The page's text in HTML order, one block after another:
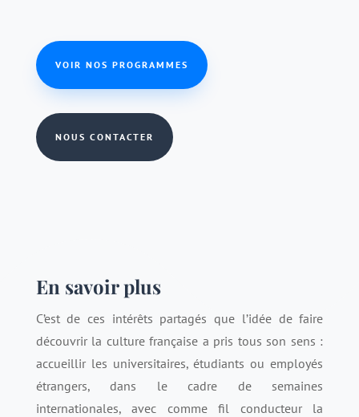
VOIR NOS PROGRAMMES
NOUS CONTACTER
En savoir plus
C’est de ces intérêts partagés que l’idée de faire
découvrir la culture française a pris tous son sens :
accueillir les universitaires, étudiants ou employés
étrangers, dans le cadre de semaines
internationales, avec comme fil conducteur la